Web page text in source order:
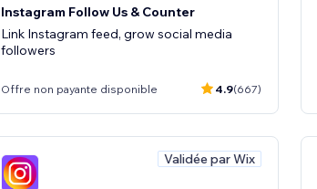
Instagram Follow Us & Counter
Link Instagram feed, grow social media
followers
Offre non payante disponible 4.9(667)
Validée par Wix